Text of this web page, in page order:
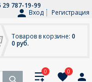
29 787-19-99
Вход
Регистрация
Товаров в корзине: 0
0 руб.
0 0